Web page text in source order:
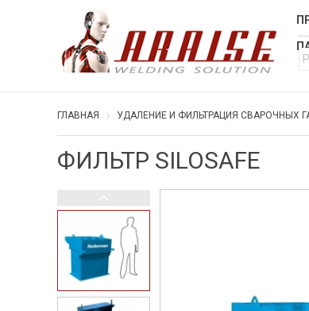
ГЛАВНАЯ УДАЛЕНИЕ И ФИЛЬТРАЦИЯ СВАРОЧНЫХ
ФИЛЬТР SILOSAFE